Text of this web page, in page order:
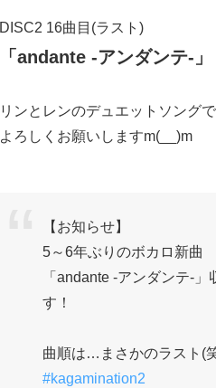
DISC2 16曲目(ラスト)
「andante -アンダンテ-」
リンとレンのデュエットソングで
よろしくお願いしますm(__)m
【お知らせ】
5～6年ぶりのボカロ新曲
「andante -アンダンテ-」
す！
曲順は…まさかのラスト(
#kagamination2